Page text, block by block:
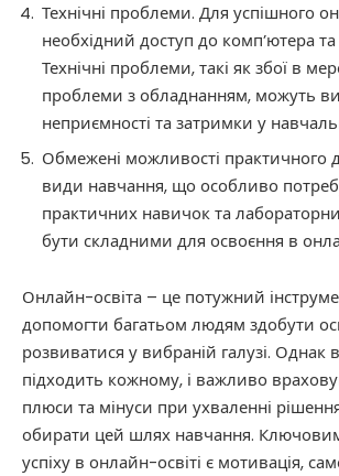
Технічні проблеми. Для успішного
необхідний доступ до комп’ютера та
Технічні проблеми, такі як збої в
проблеми з обладнанням, можуть
неприємності та затримки у
Обмежені можливості практичного
види навчання, що особливо
практичних навичок та
бути складними для освоєння в
Онлайн-освіта – це потужний
допомогти багатьом людям здобути
розвиватися у вибраній галузі. Однак
підходить кожному, і важливо
плюси та мінуси при ухваленні
обирати цей шлях навчання.
успіху в онлайн-освіті є мотивація,